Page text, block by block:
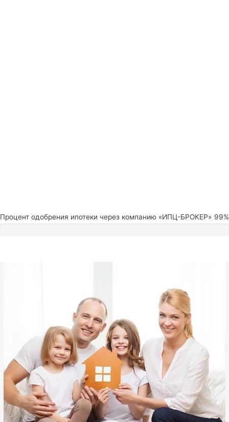
Процент одобрения ипотеки через компанию «ИПЦ-БРОКЕР» 99%